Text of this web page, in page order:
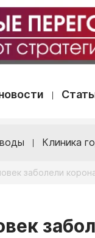
Клиника
заболели